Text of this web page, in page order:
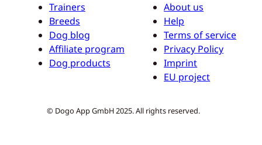
Trainers
Breeds
Dog blog
Affiliate program
Dog products
About us
Help
Terms of service
Privacy Policy
Imprint
EU project
© Dogo App GmbH 2025. All rights reserved.